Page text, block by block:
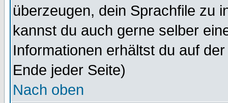
überzeugen, dein Sprachfile zu
kannst du auch gerne selber
Informationen erhältst du auf
Ende jeder Seite)
Nach oben